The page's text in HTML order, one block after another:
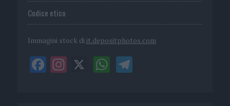
Codice etico
Immagini stock di it.depositphotos.com